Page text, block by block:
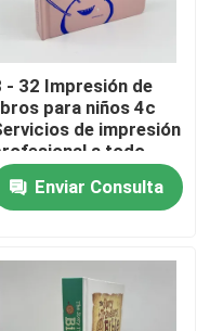
- 32 Impresión de
para niños 4c
de impresión
a todo
Enviar Consulta